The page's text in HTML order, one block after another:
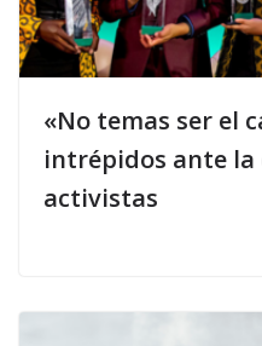
«No temas ser el
intrépidos ante la
activistas